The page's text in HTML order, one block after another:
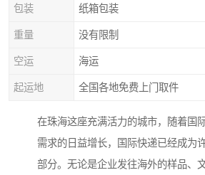
包装 纸箱包装
重量 没有限制
空运 海运
起运地 全国各地免费上门取件
在珠海这座充满活力的城市，随着国
需求的日益增长，国际快递已经成为
部分。无论是企业发往海外的样品、